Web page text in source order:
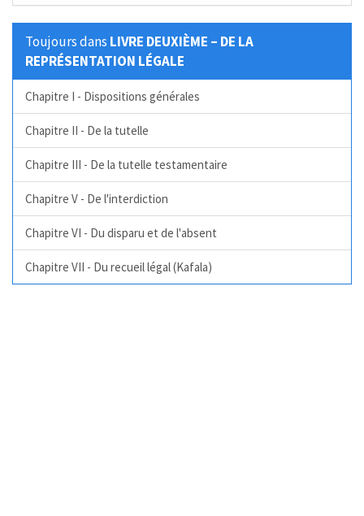
Toujours dans LIVRE DEUXIÈME – DE LA
REPRÉSENTATION LÉGALE
Chapitre I - Dispositions générales
Chapitre II - De la tutelle
Chapitre III - De la tutelle testamentaire
Chapitre V - De l'interdiction
Chapitre VI - Du disparu et de l'absent
Chapitre VII - Du recueil légal (Kafala)